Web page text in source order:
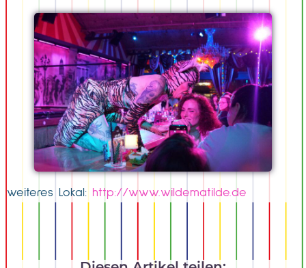
weiteres Lokal: http://www.wildematilde.de